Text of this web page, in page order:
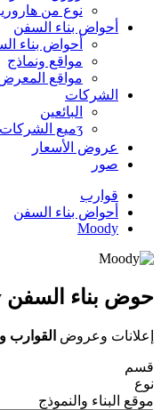
نوع من
أحواض بناء السفن
أحواض بناء
مواقع ونماذج
مواقع
الشركات
البائعين
ʒميع الشركات烱㥐
عروض الأسعار
صور
قوارب
أحواض بناء السفن
Moody
حوض بناء السفن Moody
إعلانات وعروض القوارب
قسم
نوع
موقع البناء والنموذج